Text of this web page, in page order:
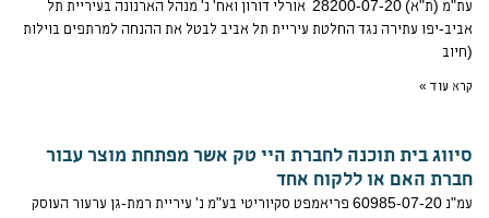
עת"מ (ת"א) 28200-07-20‏ ‏ אורלי דורון ואח' נ' מנהל הארנונה בעיריית תל
אביב-יפו עתירה נגד החלטת עיריית תל אביב לבטל את ההנחה למרתפים בוילות
(חיוב
קרא עוד »
סיווג בית תוכנה לחברת היי טק אשר מפתחת מוצר עבור
חברת האם או ללקוח אחד
עמ"נ 60985-07-20 פריאמפט סקיוריטי בע"מ נ' עיריית רמת-גן ערעור העוסק